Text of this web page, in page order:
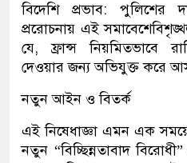
বিদেশি প্রভাব:
পুলিশের
প্ররোচনায় এই সমাবেশে
যে,ফ্রান্স নিয়মিতভাবে
দেওয়ার জন্য অভিযুক্ত করে
নতুন আইন ও বিতর্ক
এই নিষেধাজ্ঞা এমন এক
নতুন “বিচ্ছিন্নতাবাদ বিরোধী”